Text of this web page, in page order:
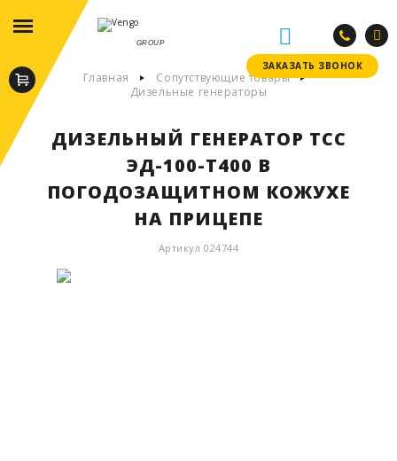
ЗАКАЗАТЬ ЗВОНОК
ЗАКАЗАТЬ ЗВОНОК
GROUP
Главная
Сопутствующие товары
Дизельные генераторы
ДИЗЕЛЬНЫЙ ГЕНЕРАТОР ТСС
ЭД-100-Т400 В
ПОГОДОЗАЩИТНОМ КОЖУХЕ
НА ПРИЦЕПЕ
Артикул 024744